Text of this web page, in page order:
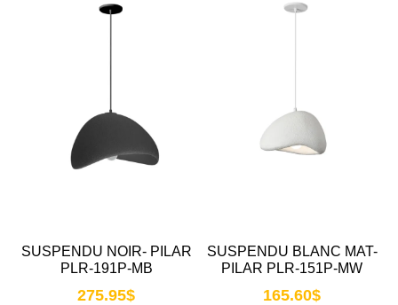
SUSPENDU NOIR- PILAR
PLR-191P-MB
275.95$
SUSPENDU BLANC MAT-
PILAR PLR-151P-MW
165.60$